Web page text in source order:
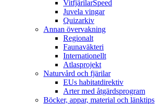
VitfjärilarSpeed
Juvela vingar
Quizarkiv
Annan övervakning
Regionalt
Faunaväkteri
Internationellt
Atlasprojekt
Naturvård och fjärilar
EUs habitatdirektiv
Arter med åtgärdsprogram
Böcker, appar, material och länktips